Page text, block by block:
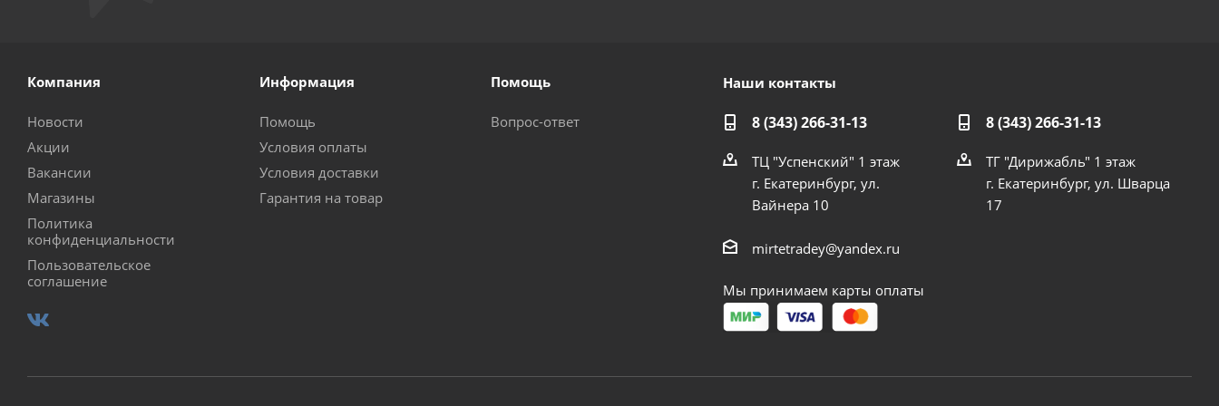
Компания
Новости
Акции
Вакансии
Магазины
Политика
конфиденциальности
Пользовательское
соглашение
Информация
Помощь
Условия оплаты
Условия доставки
Гарантия на товар
Помощь
Вопрос-ответ
Наши контакты
8 (343) 266-31-13
ТЦ "Успенский" 1 этаж
г. Екатеринбург, ул.
Вайнера 10
8 (343) 266-31-13
ТГ "Дирижабль" 1 этаж
г. Екатеринбург, ул. Шварца
17
mirtetradey@yandex.ru
Мы принимаем карты оплаты